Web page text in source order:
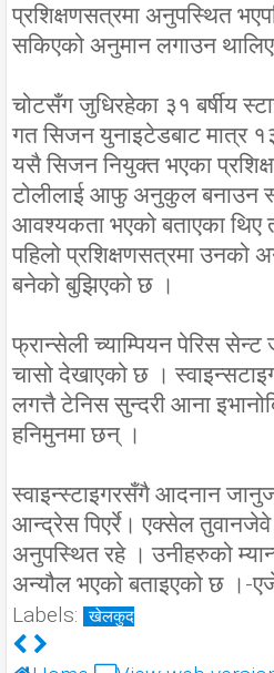
प्रशिक्षणसत्रमा अनुपस्थित
सकिएको अनुमान लगाउन
चोटसँग जुधिरहेका ३१ बर्षीय
गत सिजन युनाइटेडबाट मात्र
यसै सिजन नियुक्त भएका
टोलीलाई आफु अनुकुल बनाउन
आवश्यकता भएको बताएका थिए
पहिलो प्रशिक्षणसत्रमा उनको
बनेको बुझिएको छ ।
फ्रान्सेली च्याम्पियन पेरिस सेन्ट
चासो देखाएको छ ।
लगत्तै टेनिस सुन्दरी आना
हनिमुनमा छन् ।
स्वाइन्स्टाइगरसँगै आदनान
आन्द्रेस पिएर्रे। एक्सेल तुवानजेवे
अनुपस्थित रहे । उनीहरुको
अन्यौल भएको बताइएको छ ।-
Labels: खेलकुद